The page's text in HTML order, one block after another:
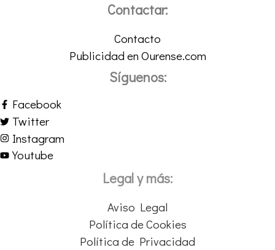
Contactar:
Contacto
Publicidad en Ourense.com
Síguenos:
Facebook
Twitter
Instagram
Youtube
Legal y más:
Aviso Legal
Política de Cookies
Política de Privacidad